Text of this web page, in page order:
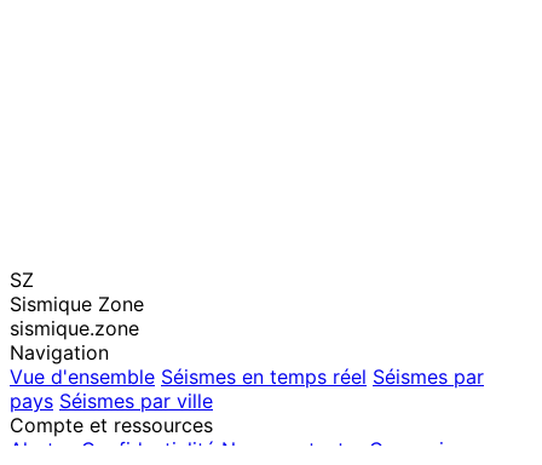
SZ
Sismique Zone
sismique.zone
Navigation
Vue d'ensemble Séismes en temps réel Séismes par
pays Séismes par ville
Compte et ressources
Alertes
Confidentialité Nous contacter Connexion